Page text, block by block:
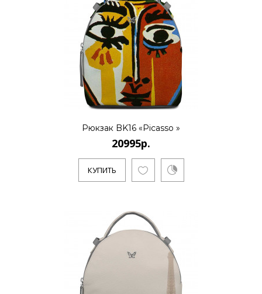
Рюкзак BK16 «Picasso »
20995р.
КУПИТЬ